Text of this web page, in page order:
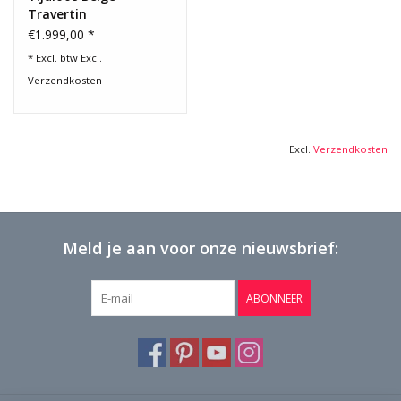
Travertin
Salontafelblad
€1.999,00 *
* Excl. btw Excl.
Verzendkosten
Excl. Verzendkosten
Meld je aan voor onze nieuwsbrief:
ABONNEER